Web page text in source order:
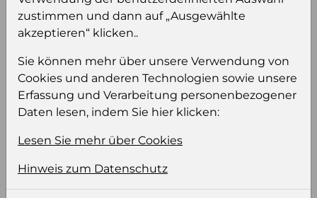
Wählen Sie eine Sprache und ein Format für
Ihre Produktdatei aus
Sprache
Keiner
Format auswählen
zustimmen und dann auf „Ausgewählte
akzeptieren“ klicken..
Sie können mehr über unsere Verwendung von
Cookies und anderen Technologien sowie unsere
Erfassung und Verarbeitung personenbezogener
Daten lesen, indem Sie hier klicken:
Lesen Sie mehr über Cookies
Hinweis zum Datenschutz